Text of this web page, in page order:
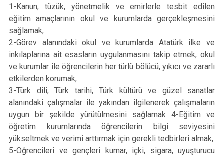
1-Kanun, tüzük, yönetmelik ve emirlerle tesbit edilen
eğitim amaçlarının okul ve kurumlarda gerçekleşmesini
sağlamak,
2-Görev alanındaki okul ve kurumlarda Atatürk ilke ve
inkılaplarına ait esasların uygulanmasını takip etmek, okul
ve kurumlar ile öğrencilerin her türlü bölücü, yıkıcı ve zararlı
etkilerden korumak,
3-Türk dili, Türk tarihi, Türk kültürü ve güzel sanatlar
alanındaki çalışmalar ile yakından ilgilenerek çalışmaların
uygun bir şekilde yürütülmesini sağlamak 4-Eğitim ve
öğretim kurumlarında öğrencilerin bilgi seviyesini
yükseltmek ve verimi arttırmak için gerekli tedbirleri almak,
5-Öğrencileri ve gençleri kumar, içki, sigara, uyuşturucu